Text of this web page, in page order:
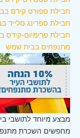
חבילת ספורט קידס
חבילת ספרינג סלייד
חבילת פרימיום-קידס
מתנפחים בבית שמש
מבצע מיוחד לתושבי
מחפשים השכרת